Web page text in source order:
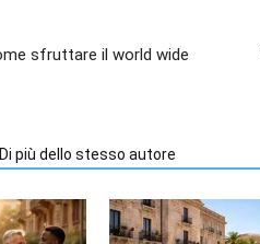
sfruttare il world wide
Di più dello stesso autore